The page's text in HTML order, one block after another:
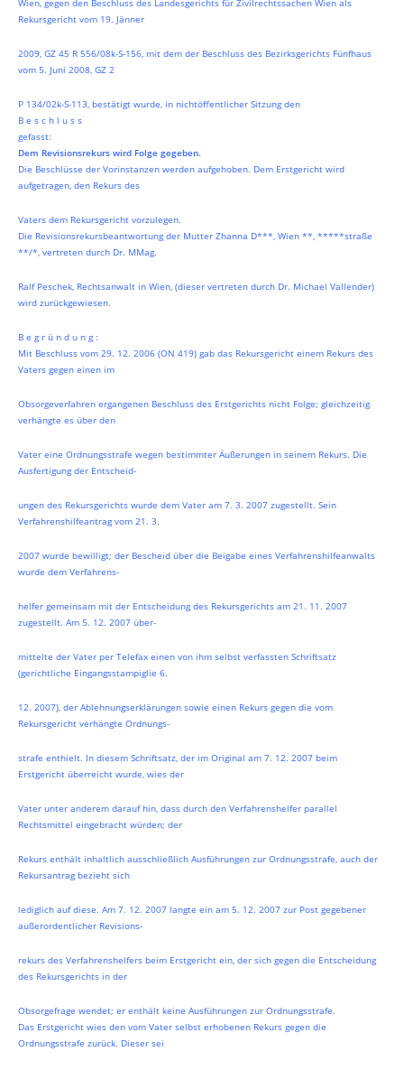
Wien, gegen den Beschluss des Landesgerichts für Zivilrechtssachen Wien als
Rekursgericht vom 19. Jänner
2009, GZ 45 R 556/08k-S-156, mit dem der Beschluss des Bezirksgerichts Fünfhaus
vom 5. Juni 2008, GZ 2
P 134/02k-S-113, bestätigt wurde, in nichtöffentlicher Sitzung den
B e s c h l u s s
gefasst:
Dem Revisionsrekurs wird Folge gegeben.
Die Beschlüsse der Vorinstanzen werden aufgehoben. Dem Erstgericht wird
aufgetragen, den Rekurs des
Vaters dem Rekursgericht vorzulegen.
Die Revisionsrekursbeantwortung der Mutter Zhanna D***, Wien **, *****straße
**/*, vertreten durch Dr. MMag.
Ralf Peschek, Rechtsanwalt in Wien, (dieser vertreten durch Dr. Michael Vallender)
wird zurückgewiesen.
B e g r ü n d u n g :
Mit Beschluss vom 29. 12. 2006 (ON 419) gab das Rekursgericht einem Rekurs des
Vaters gegen einen im
Obsorgeverfahren ergangenen Beschluss des Erstgerichts nicht Folge; gleichzeitig
verhängte es über den
Vater eine Ordnungsstrafe wegen bestimmter Äußerungen in seinem Rekurs. Die
Ausfertigung der Entscheid-
ungen des Rekursgerichts wurde dem Vater am 7. 3. 2007 zugestellt. Sein
Verfahrenshilfeantrag vom 21. 3.
2007 wurde bewilligt; der Bescheid über die Beigabe eines Verfahrenshilfeanwalts
wurde dem Verfahrens-
helfer gemeinsam mit der Entscheidung des Rekursgerichts am 21. 11. 2007
zugestellt. Am 5. 12. 2007 über-
mittelte der Vater per Telefax einen von ihm selbst verfassten Schriftsatz
(gerichtliche Eingangsstampiglie 6.
12. 2007), der Ablehnungserklärungen sowie einen Rekurs gegen die vom
Rekursgericht verhängte Ordnungs-
strafe enthielt. In diesem Schriftsatz, der im Original am 7. 12. 2007 beim
Erstgericht überreicht wurde, wies der
Vater unter anderem darauf hin, dass durch den Verfahrenshelfer parallel
Rechtsmittel eingebracht würden; der
Rekurs enthält inhaltlich ausschließlich Ausführungen zur Ordnungsstrafe, auch der
Rekursantrag bezieht sich
lediglich auf diese. Am 7. 12. 2007 langte ein am 5. 12. 2007 zur Post gegebener
außerordentlicher Revisions-
rekurs des Verfahrenshelfers beim Erstgericht ein, der sich gegen die Entscheidung
des Rekursgerichts in der
Obsorgefrage wendet; er enthält keine Ausführungen zur Ordnungsstrafe.
Das Erstgericht wies den vom Vater selbst erhobenen Rekurs gegen die
Ordnungsstrafe zurück. Dieser sei